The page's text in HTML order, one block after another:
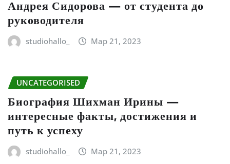
Андрея Сидорова — от студента до
руководителя
studiohallo_ Мар 21, 2023
UNCATEGORISED
Биография Шихман Ирины —
интересные факты, достижения и
путь к успеху
studiohallo_ Мар 21, 2023